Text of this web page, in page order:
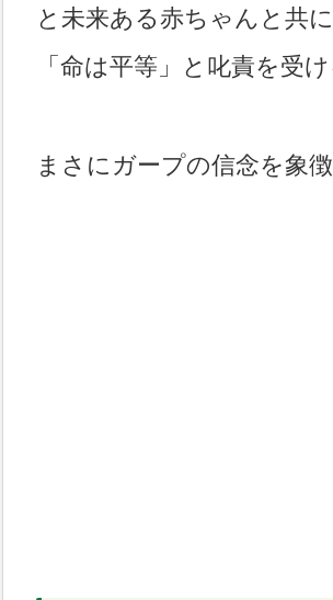
と未来ある赤ちゃんと共
「命は平等」と叱責を受
まさにガープの信念を象